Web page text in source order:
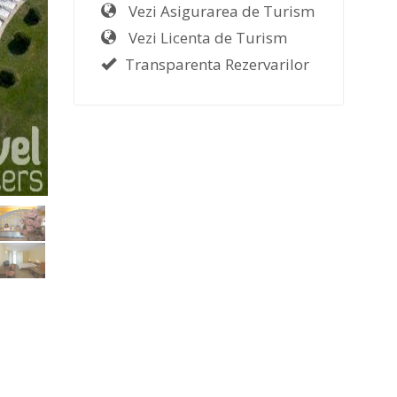
Vezi Asigurarea de Turism
Vezi Licenta de Turism
Transparenta Rezervarilor